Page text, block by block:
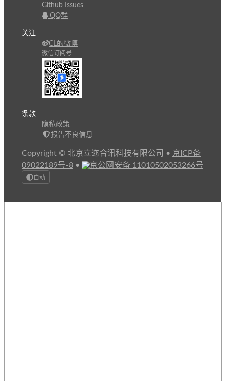
Github Issues
QQ群
关注
CL的微博
微信订阅号
条款
隐私政策
报告不良信息
Copyright © 北京立迩合讯科技有限公司 • 京ICP备
09022189号-8 • 京公网安备 11010502053266号
自动